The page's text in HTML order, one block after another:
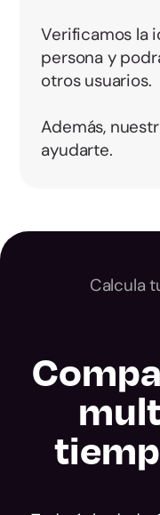
Verificamos la
persona y
otros usuarios.
Además,
ayudarte.
Calcula